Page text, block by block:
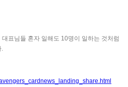
표님들 혼자 일해도 10명이 일하는 것처럼
.